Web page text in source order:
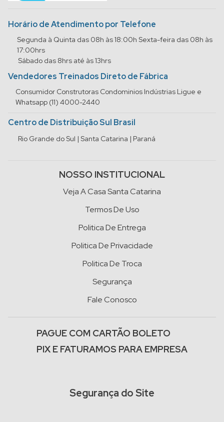
Horário de Atendimento por Telefone
Segunda à Quinta das 08h às 18:00h Sexta-feira das 08h às
17:00hrs
Sábado das 8hrs até às 13hrs
Vendedores Treinados Direto de Fábrica
Consumidor Construtoras Condominios Indústrias Ligue e
Whatsapp (11) 4000-2440
Centro de Distribuição Sul Brasil
Rio Grande do Sul | Santa Catarina | Paraná
NOSSO INSTITUCIONAL
Veja A Casa Santa Catarina
Termos De Uso
Politica De Entrega
Politica De Privacidade
Politica De Troca
Segurança
Fale Conosco
PAGUE COM CARTÃO BOLETO
PIX E FATURAMOS PARA EMPRESA
Segurança do Site